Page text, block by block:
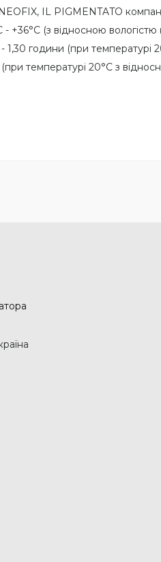
IL PIGMENTATO
- +36°C (з відносною
- 1,30 години (при температурі
температурі 20°C з